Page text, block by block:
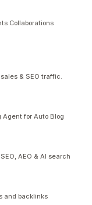
Collaborations
& SEO traffic.
Agent for Auto Blog
AEO & AI search
and backlinks